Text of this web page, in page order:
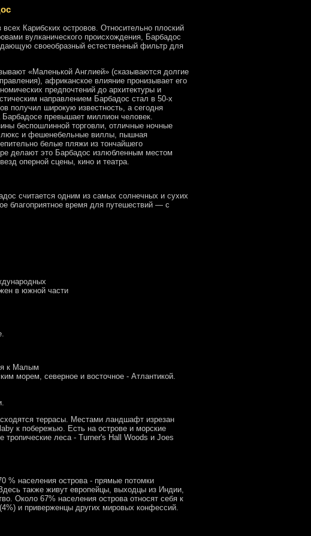
Карибских островов. Относительно плоский
вулканического происхождения, Барбадос
своеобразный естественный фильтр для
«Маленькой Англией» (сказываются долгие
африканское влияние пронизывает его
предпочтений до архитектуры и
направлением Барбадос стал в 50-х
получил широкую известность, а сегодня
превышает миллион человек.
беспошлинной торговли, отличные ночные
люкс и фешенебельные виллы, пышная
белые пляжи из тончайшего
делают это Барбадос излюбленным местом
оперной сцены, кино и театра.
считается одним из самых солнечных и сухих
благоприятное время для путешествий — с
в южной части
к Малым
морем, северное и восточное - Атлантикой.
террасы. Местами ландшафт изрезан
к побережью. Есть на острове и морские
леса - Turner's Hall Woods и Joes
% населения острова - прямые потомки
также живут европейцы, выходцы из Индии,
Около 67% населения острова относят себя к
и приверженцы других мировых конфессий.